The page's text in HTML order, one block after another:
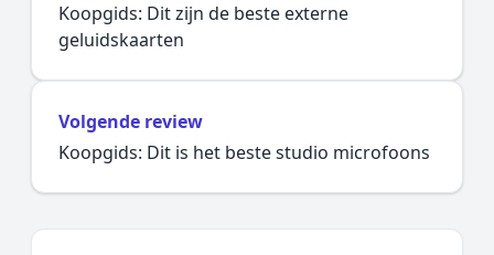
Koopgids: Dit zijn de beste externe
geluidskaarten
Volgende review
Koopgids: Dit is het beste studio microfoons